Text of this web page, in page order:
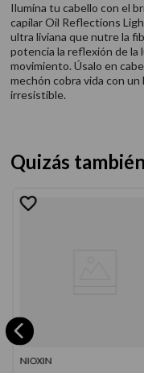
Ilumina tu cabello con el
capilar Oil Reflections
ultra liviana que nutre la
potencia la reflexión de la
movimiento. Úsalo en
mechón cobra vida con
irresistible.
Quizás
NIOXIN